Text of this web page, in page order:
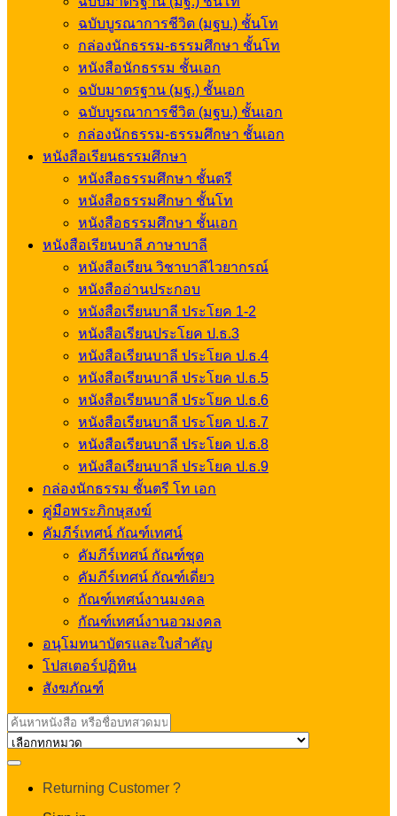
ฉบับบูรณาการชีวิต (มฐบ.) ชั้นโท
กล่องนักธรรม-ธรรมศึกษา ชั้นโท
หนังสือนักธรรม ชั้นเอก
ฉบับมาตรฐาน (มฐ.) ชั้นเอก
ฉบับบูรณาการชีวิต (มฐบ.) ชั้นเอก
กล่องนักธรรม-ธรรมศึกษา ชั้นเอก
หนังสือเรียนธรรมศึกษา
หนังสือธรรมศึกษา ชั้นตรี
หนังสือธรรมศึกษา ชั้นโท
หนังสือธรรมศึกษา ชั้นเอก
หนังสือเรียนบาลี ภาษาบาลี
หนังสือเรียน วิชาบาลีไวยากรณ์
หนังสืออ่านประกอบ
หนังสือเรียนบาลี ประโยค 1-2
หนังสือเรียนประโยค ป.ธ.3
หนังสือเรียนบาลี ประโยค ป.ธ.4
หนังสือเรียนบาลี ประโยค ป.ธ.5
หนังสือเรียนบาลี ประโยค ป.ธ.6
หนังสือเรียนบาลี ประโยค ป.ธ.7
หนังสือเรียนบาลี ประโยค ป.ธ.8
หนังสือเรียนบาลี ประโยค ป.ธ.9
กล่องนักธรรม ชั้นตรี โท เอก
คู่มือพระภิกษุสงฆ์
คัมภีร์เทศน์ กัณฑ์เทศน์
คัมภีร์เทศน์ กัณฑ์ชุด
คัมภีร์เทศน์ กัณฑ์เดี่ยว
กัณฑ์เทศน์งานมงคล
กัณฑ์เทศน์งานอวมงคล
อนุโมทนาบัตรและใบสำคัญ
โปสเตอร์ปฏิทิน
สังฆภัณฑ์
Search
for:
Returning Customer ?